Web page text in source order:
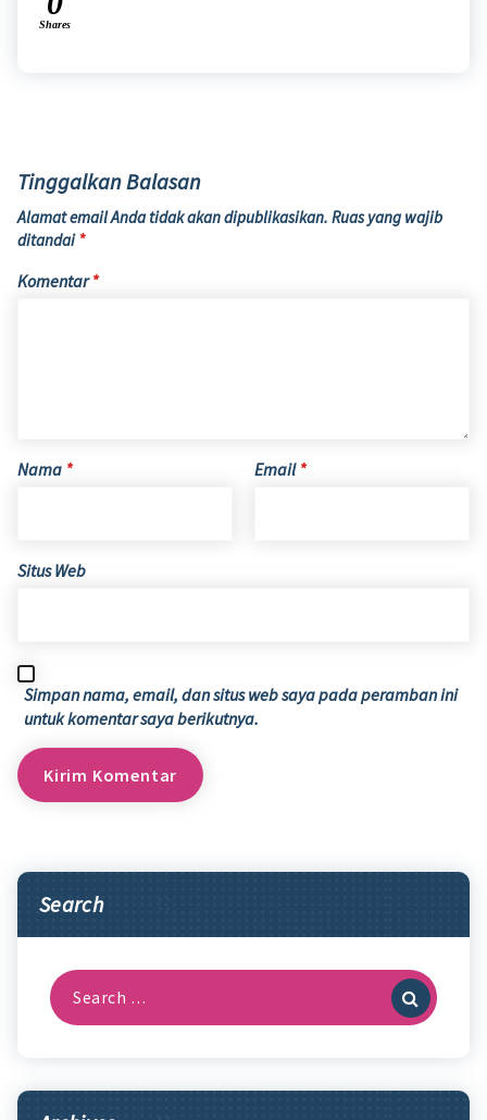
Shares
Tinggalkan Balasan
Alamat email Anda tidak akan dipublikasikan. Ruas yang wajib
ditandai *
Komentar*
Nama * Email *
Situs Web
Simpan nama, email, dan situs web saya pada peramban ini
untuk komentar saya berikutnya.
Search
Search
for: